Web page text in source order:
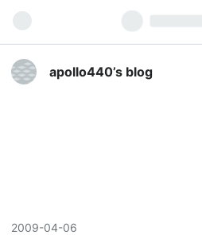
apollo440’s blog
2009-04-06